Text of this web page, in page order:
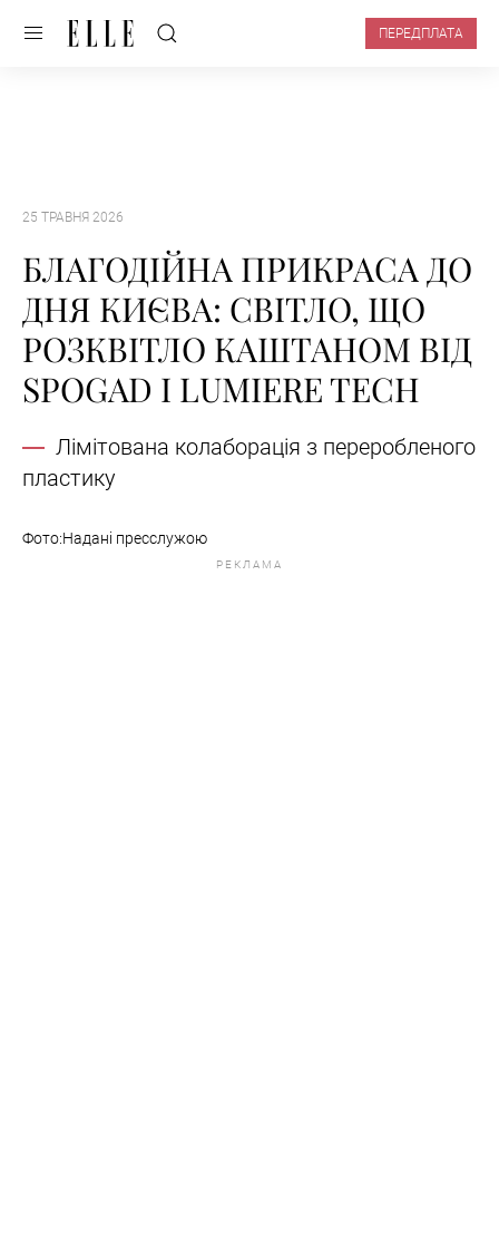
ПЕРЕДПЛАТА
25 ТРАВНЯ 2026
БЛАГОДІЙНА ПРИКРАСА ДО
ДНЯ КИЄВА: СВІТЛО, ЩО
РОЗКВІТЛО КАШТАНОМ ВІД
SPOGAD І LUMIERE TECH
Лімітована колаборація з переробленого
пластику
Фото:Надані пресслужою
РЕКЛАМА